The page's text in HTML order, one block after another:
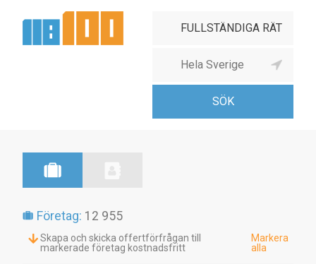
Företag: 12 955
Skapa och skicka offertförfrågan till
markerade företag kostnadsfritt
Markera
alla